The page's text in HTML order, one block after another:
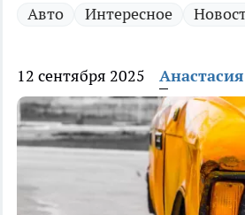
Авто Интересное
12 сентября 2025